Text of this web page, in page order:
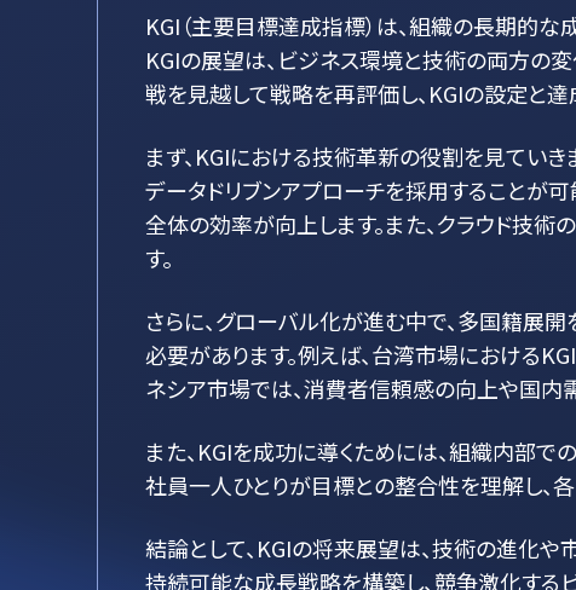
KGI（主要目標達成指標）は、組織の長期的
KGIの展望は、ビジネス環境と技術の両方の
戦を見越して戦略を再評価し、KGIの設定と
まず、KGIにおける技術革新の役割を見てい
データドリブンアプローチを採用することが
全体の効率が向上します。また、クラウド技術
す。
さらに、グローバル化が進む中で、多国籍展
必要があります。例えば、台湾市場における
ネシア市場では、消費者信頼感の向上や国内
また、KGIを成功に導くためには、組織内部で
社員一人ひとりが目標との整合性を理解し、
結論として、KGIの将来展望は、技術の進化や
持続可能な成長戦略を構築し、競争激化する